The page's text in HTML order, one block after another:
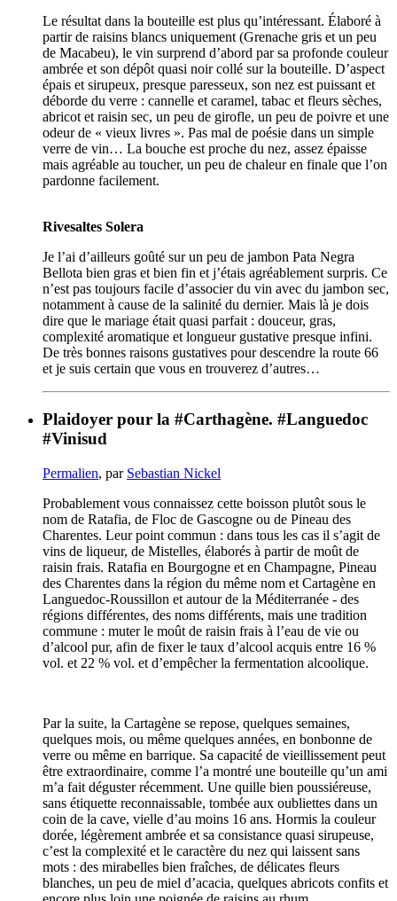
Le résultat dans la bouteille est plus qu’intéressant. Élaboré à
partir de raisins blancs uniquement (Grenache gris et un peu
de Macabeu), le vin surprend d’abord par sa profonde couleur
ambrée et son dépôt quasi noir collé sur la bouteille. D’aspect
épais et sirupeux, presque paresseux, son nez est puissant et
déborde du verre : cannelle et caramel, tabac et fleurs sèches,
abricot et raisin sec, un peu de girofle, un peu de poivre et une
odeur de « vieux livres ». Pas mal de poésie dans un simple
verre de vin… La bouche est proche du nez, assez épaisse
mais agréable au toucher, un peu de chaleur en finale que l’on
pardonne facilement.
Rivesaltes Solera
Je l’ai d’ailleurs goûté sur un peu de jambon Pata Negra
Bellota bien gras et bien fin et j’étais agréablement surpris. Ce
n’est pas toujours facile d’associer du vin avec du jambon sec,
notamment à cause de la salinité du dernier. Mais là je dois
dire que le mariage était quasi parfait : douceur, gras,
complexité aromatique et longueur gustative presque infini.
De très bonnes raisons gustatives pour descendre la route 66
et je suis certain que vous en trouverez d’autres…
Plaidoyer pour la #Carthagène. #Languedoc
#Vinisud
Permalien, par Sebastian Nickel
Probablement vous connaissez cette boisson plutôt sous le
nom de Ratafia, de Floc de Gascogne ou de Pineau des
Charentes. Leur point commun : dans tous les cas il s’agit de
vins de liqueur, de Mistelles, élaborés à partir de moût de
raisin frais. Ratafia en Bourgogne et en Champagne, Pineau
des Charentes dans la région du même nom et Cartagène en
Languedoc-Roussillon et autour de la Méditerranée - des
régions différentes, des noms différents, mais une tradition
commune : muter le moût de raisin frais à l’eau de vie ou
d’alcool pur, afin de fixer le taux d’alcool acquis entre 16 %
vol. et 22 % vol. et d’empêcher la fermentation alcoolique.
Par la suite, la Cartagène se repose, quelques semaines,
quelques mois, ou même quelques années, en bonbonne de
verre ou même en barrique. Sa capacité de vieillissement peut
être extraordinaire, comme l’a montré une bouteille qu’un ami
m’a fait déguster récemment. Une quille bien poussiéreuse,
sans étiquette reconnaissable, tombée aux oubliettes dans un
coin de la cave, vielle d’au moins 16 ans. Hormis la couleur
dorée, légèrement ambrée et sa consistance quasi sirupeuse,
c’est la complexité et le caractère du nez qui laissent sans
mots : des mirabelles bien fraîches, de délicates fleurs
blanches, un peu de miel d’acacia, quelques abricots confits et